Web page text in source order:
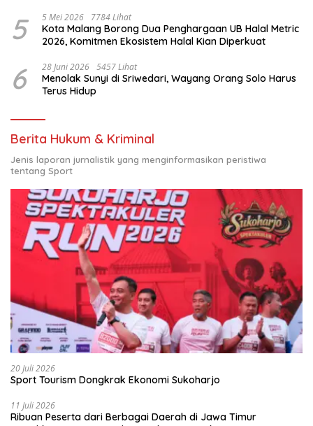
5 5 Mei 2026 7784 Lihat
Kota Malang Borong Dua Penghargaan UB Halal Metric
2026, Komitmen Ekosistem Halal Kian Diperkuat
6 28 Juni 2026 5457 Lihat
Menolak Sunyi di Sriwedari, Wayang Orang Solo Harus
Terus Hidup
Berita Hukum & Kriminal
Jenis laporan jurnalistik yang menginformasikan peristiwa
tentang Sport
20 Juli 2026
Sport Tourism Dongkrak Ekonomi Sukoharjo
11 Juli 2026
Ribuan Peserta dari Berbagai Daerah di Jawa Timur